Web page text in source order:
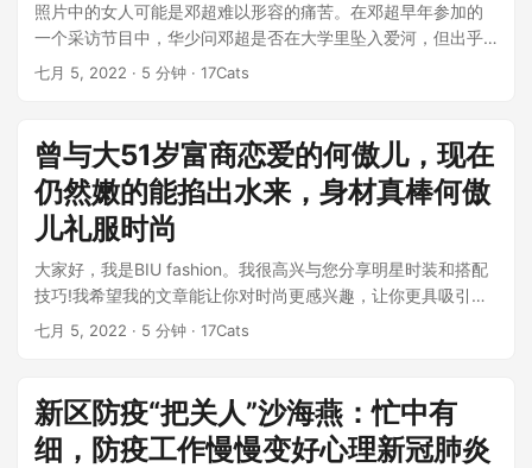
照片中的女人可能是邓超难以形容的痛苦。在邓超早年参加的
一个采访节目中，华少问邓超是否在大学里坠入爱河，但出乎
意料的是，对方承认了这一点，并说...
七月 5, 2022 · 5 分钟 · 17Cats
曾与大51岁富商恋爱的何傲儿，现在
仍然嫩的能掐出水来，身材真棒何傲
儿礼服时尚
大家好，我是BIU fashion。我很高兴与您分享明星时装和搭配
技巧!我希望我的文章能让你对时尚更感兴趣，让你更具吸引力
这件c6b5171e...
七月 5, 2022 · 5 分钟 · 17Cats
新区防疫“把关人”沙海燕：忙中有
细，防疫工作慢慢变好心理新冠肺炎